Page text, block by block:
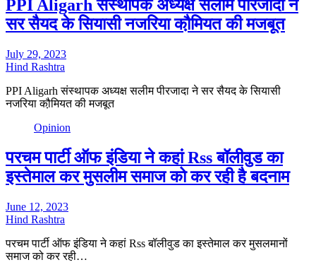
PPI Aligarh संस्थापक अध्यक्ष सलीम पीरजादा ने
सर सैयद के सियासी नजरिया कौ़मियत की मजबूत
July 29, 2023
Hind Rashtra
PPI Aligarh संस्थापक अध्यक्ष सलीम पीरजादा ने सर सैयद के सियासी
नजरिया कौ़मियत की मजबूत
Opinion
परचम पार्टी ऑफ इंडिया ने कहां Rss बॉलीवुड का
इस्तेमाल कर मुसलीम समाज को कर रही है बदनाम
June 12, 2023
Hind Rashtra
परचम पार्टी ऑफ इंडिया ने कहां Rss बॉलीवुड का इस्तेमाल कर मुसलमानों
समाज को कर रही…